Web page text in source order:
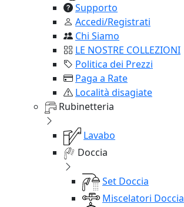
Supporto
Accedi/Registrati
Chi Siamo
LE NOSTRE COLLEZIONI
Politica dei Prezzi
Paga a Rate
Località disagiate
Rubinetteria
Lavabo
Doccia
Set Doccia
Miscelatori Doccia